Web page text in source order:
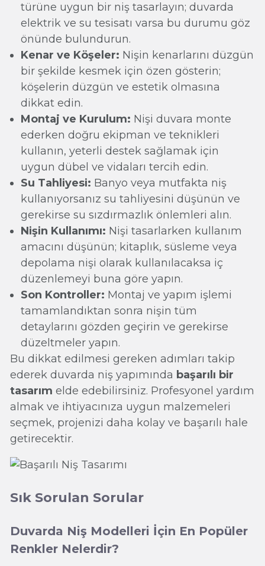
türüne uygun bir niş tasarlayın; duvarda
elektrik ve su tesisatı varsa bu durumu göz
önünde bulundurun.
Kenar ve Köşeler: Nişin kenarlarını düzgün
bir şekilde kesmek için özen gösterin;
köşelerin düzgün ve estetik olmasına
dikkat edin.
Montaj ve Kurulum: Nişi duvara monte
ederken doğru ekipman ve teknikleri
kullanın, yeterli destek sağlamak için
uygun dübel ve vidaları tercih edin.
Su Tahliyesi: Banyo veya mutfakta niş
kullanıyorsanız su tahliyesini düşünün ve
gerekirse su sızdırmazlık önlemleri alın.
Nişin Kullanımı: Nişi tasarlarken kullanım
amacını düşünün; kitaplık, süsleme veya
depolama nişi olarak kullanılacaksa iç
düzenlemeyi buna göre yapın.
Son Kontroller: Montaj ve yapım işlemi
tamamlandıktan sonra nişin tüm
detaylarını gözden geçirin ve gerekirse
düzeltmeler yapın.
Bu dikkat edilmesi gereken adımları takip
ederek duvarda niş yapımında başarılı bir
tasarım elde edebilirsiniz. Profesyonel yardım
almak ve ihtiyacınıza uygun malzemeleri
seçmek, projenizi daha kolay ve başarılı hale
getirecektir.
Sık Sorulan Sorular
Duvarda Niş Modelleri İçin En Popüler
Renkler Nelerdir?